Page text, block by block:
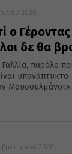
2020
ο
δε θα
Γαλλία, παρόλο
Μουσουλμάνοι».
2020